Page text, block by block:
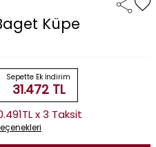
Küpe
Sepette Ek İndirim
31.472TL
x 3 Taksit